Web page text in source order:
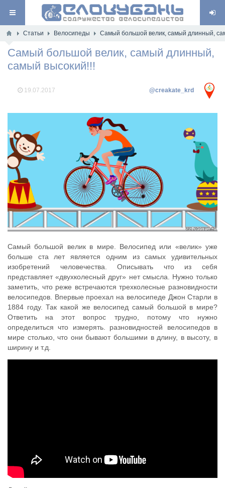
Статьи Велосипеды Самый большой велик, самый длинный,
Самый большой велик, самый длинный,
самый высокий!!!
19.07.2017 @creakate_krd
Самый большой велик в мире. Велосипед или «велик» уже
больше ста лет является одним из самых удивительных
изобретений человечества. Описывать что из себя
представляет «двухколесный друг» нет смысла. Нужно только
заметить, что реже встречаются трехколесные разновидности
велосипедов. Впервые проехал на велосипеде Джон Старли в
1884 году. Так какой же велосипед самый большой в мире?
Ответить на этот вопрос трудно, потому что нужно
определиться что измерять. разновидностей велосипедов в
мире столько, что они бывают большими в длину, в высоту, в
ширину и т.д.